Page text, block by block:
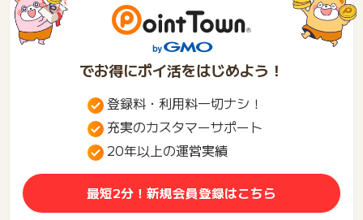
でお得にポイ活をはじめよう！
登録料・利用料一切ナシ！
充実のカスタマーサポート
20年以上の運営実績
最短2分！新規会員登録はこちら